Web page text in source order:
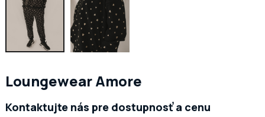
Loungewear Amore
Kontaktujte nás pre dostupnosť a cenu